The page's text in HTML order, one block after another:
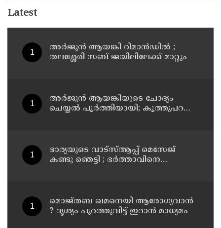
Latest
അര്‍ജുന്‍ ആയങ്കി റിമാന്‍ഡില്‍ ;
തലശ്ശേരി സബ് ജയിലിലേക്ക് മാറ്റും
അര്‍ജുന്‍ ആയങ്കിയുടെ ചോദ്യം
ചെയ്യല്‍ പൂര്‍ത്തിയായി; കൂത്തുപറമ്പ്
ഭാര്യയുടെ വാട്സ്ആപ്പ് മെസേജ്
കണ്ടു ഞെട്ടി ; ഭര്‍ത്താവിനെ
യുവതിയും സുഹൃത്തും ഒളിവില്‍
മൊജ്തബ ഖമനെയി ആരോഗ്യവാന്‍
? ദൃശ്യം പുറത്തുവിട്ട് ഇറാന്‍ മാധ്യമം